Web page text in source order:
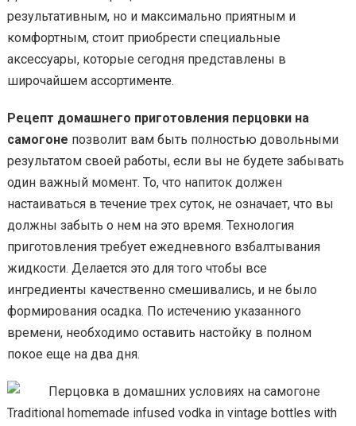
результативным, но и максимально приятным и
комфортным, стоит приобрести специальные
аксессуары, которые сегодня представлены в
широчайшем ассортименте.
Рецепт домашнего приготовления перцовки на
самогоне позволит вам быть полностью довольными
результатом своей работы, если вы не будете забывать
один важный момент. То, что напиток должен
настаиваться в течение трех суток, не означает, что вы
должны забыть о нем на это время. Технология
приготовления требует ежедневного взбалтывания
жидкости. Делается это для того чтобы все
ингредиенты качественно смешивались, и не было
формирования осадка. По истечению указанного
времени, необходимо оставить настойку в полном
покое еще на два дня.
Traditional homemade infused vodka in vintage bottles with